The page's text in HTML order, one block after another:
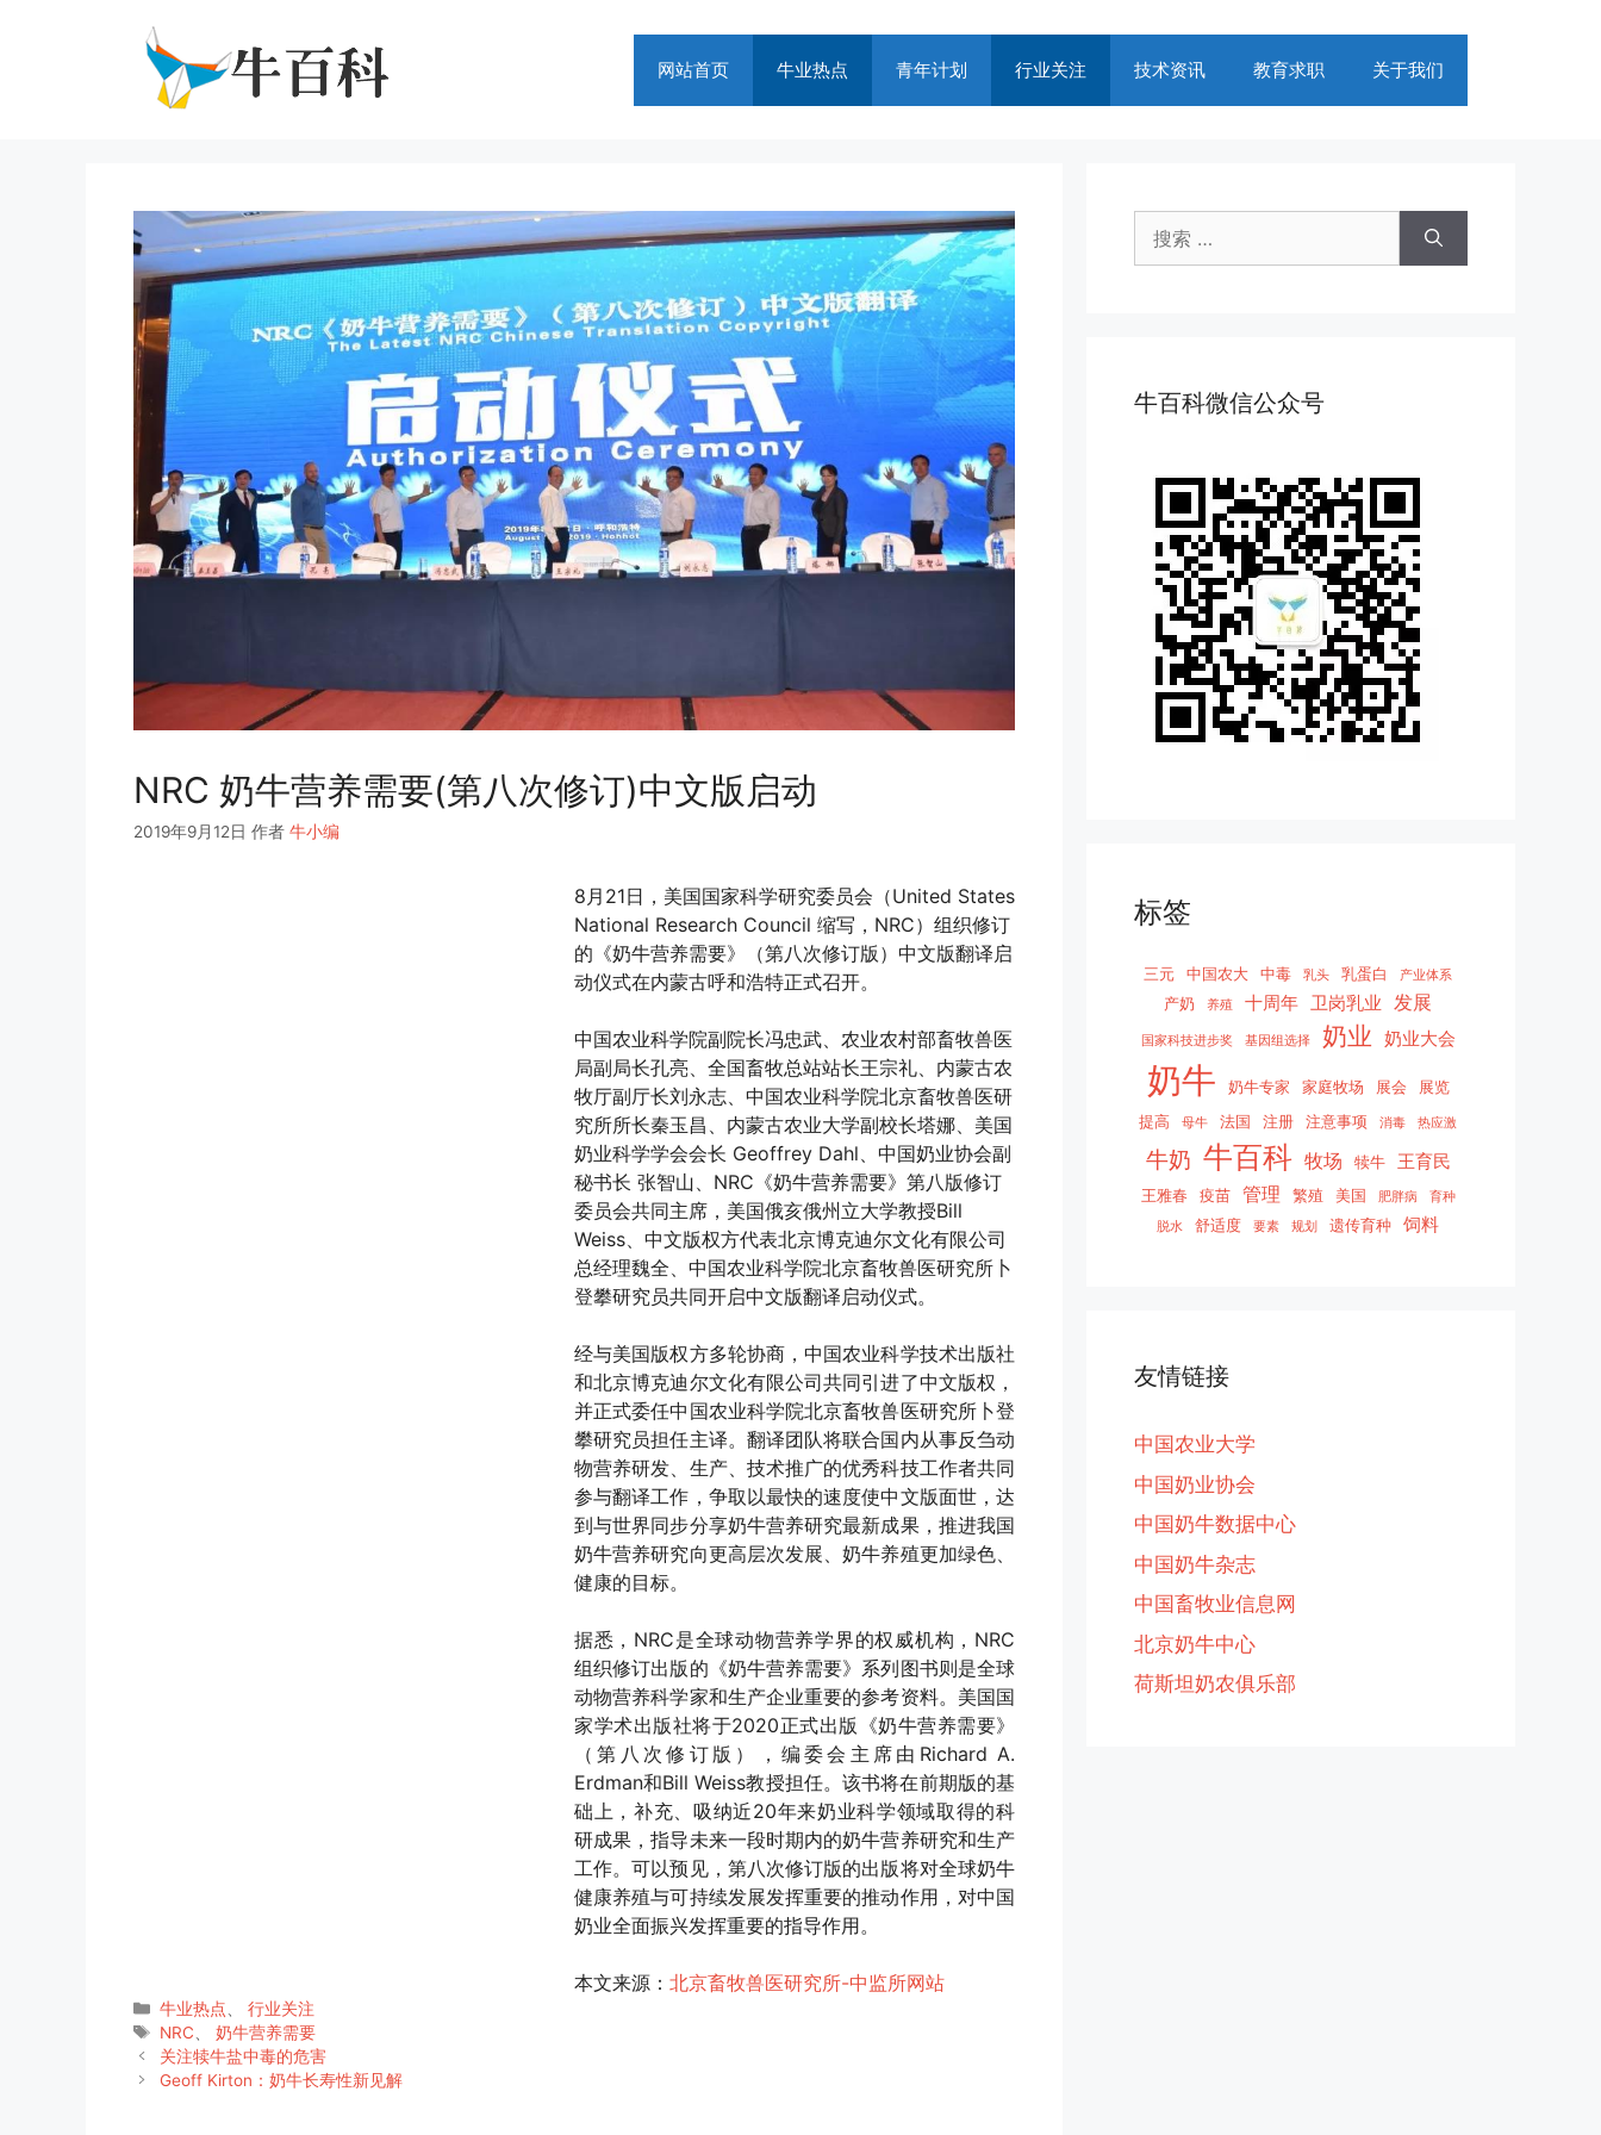
网站首页 牛业热点 青年计划 行业关注 技术资讯 教育求职 关于我们
NRC 奶牛营养需要(第八次修订)中文版启动
2019年9月12日 作者 牛小编
8月21日，美国国家科学研究委员会（United States
National Research Council 缩写，NRC）组织修订
的《奶牛营养需要》（第八次修订版）中文版翻译启
动仪式在内蒙古呼和浩特正式召开。
中国农业科学院副院长冯忠武、农业农村部畜牧兽医
局副局长孔亮、全国畜牧总站站长王宗礼、内蒙古农
牧厅副厅长刘永志、中国农业科学院北京畜牧兽医研
究所所长秦玉昌、内蒙古农业大学副校长塔娜、美国
奶业科学学会会长 Geoffrey Dahl、中国奶业协会副
秘书长 张智山、NRC《奶牛营养需要》第八版修订
委员会共同主席，美国俄亥俄州立大学教授Bill
Weiss、中文版权方代表北京博克迪尔文化有限公司
总经理魏全、中国农业科学院北京畜牧兽医研究所卜
登攀研究员共同开启中文版翻译启动仪式。
经与美国版权方多轮协商，中国农业科学技术出版社
和北京博克迪尔文化有限公司共同引进了中文版权，
并正式委任中国农业科学院北京畜牧兽医研究所卜登
攀研究员担任主译。翻译团队将联合国内从事反刍动
物营养研发、生产、技术推广的优秀科技工作者共同
参与翻译工作，争取以最快的速度使中文版面世，达
到与世界同步分享奶牛营养研究最新成果，推进我国
奶牛营养研究向更高层次发展、奶牛养殖更加绿色、
健康的目标。
据悉，NRC是全球动物营养学界的权威机构，NRC
组织修订出版的《奶牛营养需要》系列图书则是全球
动物营养科学家和生产企业重要的参考资料。美国国
家学术出版社将于2020正式出版《奶牛营养需要》
（第八次修订版），编委会主席由Richard A.
Erdman和Bill Weiss教授担任。该书将在前期版的基
础上，补充、吸纳近20年来奶业科学领域取得的科
研成果，指导未来一段时期内的奶牛营养研究和生产
工作。可以预见，第八次修订版的出版将对全球奶牛
健康养殖与可持续发展发挥重要的推动作用，对中国
奶业全面振兴发挥重要的指导作用。
本文来源： 北京畜牧兽医研究所-中监所网站
分
类
牛业热点
行业关注
标
签
NRC
奶牛营养需要
关注犊牛盐中毒的危害
Geoff Kirton：奶牛长寿性新见解
索：
牛百科微信公众号
标签
三元 中国农大 中毒 乳头 乳蛋白 产业体系
产奶 养殖 十周年 卫岗乳业 发展
国家科技进步奖 基因组选择 奶业 奶业大会
奶牛 奶牛专家 家庭牧场 展会
展览
提高
母牛 法国 注册 注意事项 消毒 热应激
牛奶 牛百科 牧场 犊牛 王育民
王雅春 疫苗 管理 繁殖 美国 肥胖病
育种
脱水
舒适度 要素 规划 遗传育种 饲料
友情链接
中国农业大学
中国奶业协会
中国奶牛数据中心
中国奶牛杂志
中国畜牧业信息网
北京奶牛中心
荷斯坦奶农俱乐部